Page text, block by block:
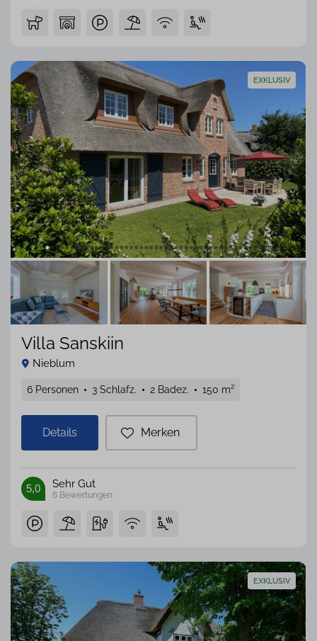
Villa Sanskiin
EXKLUSIV
Nieblum
6 Personen 3 Schlafz. 2 Badez. 150 m²
Details Merken
6 Bewertungen
5,0 Sehr Gut
EXKLUSIV